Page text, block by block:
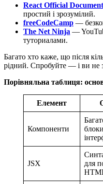
React Official
простий і зрозумілий.
freeCodeCamp —
The Net Ninja —
туториалами.
Багато хто каже, що після
рідний. Спробуйте — і ви не
Порівняльна таблиця:
Елемент
Компоненти
блоки
JSX
для